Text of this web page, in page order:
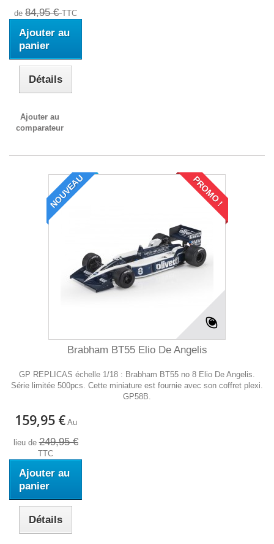
de84,95 €TTC
Ajouter au
panier
Détails
Ajouter au
comparateur
NOUVEAU PROMO !
Brabham BT55 Elio De Angelis
GP REPLICAS échelle 1/18 : Brabham BT55 no 8 Elio De Angelis.
Série limitée 500pcs. Cette miniature est fournie avec son coffret plexi.
GP58B.
159,95 € Au
lieu de249,95 €
TTC
Ajouter au
panier
Détails